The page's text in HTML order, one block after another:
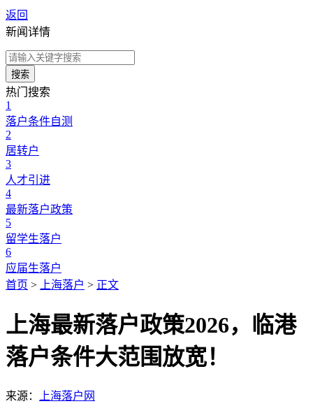
返回
新闻详情
搜索
热门搜索
1
落户条件自测
2
居转户
3
人才引进
4
最新落户政策
5
留学生落户
6
应届生落户
首页 > 上海落户 > 正文
上海最新落户政策2026，临港
落户条件大范围放宽！
来源： 上海落户网